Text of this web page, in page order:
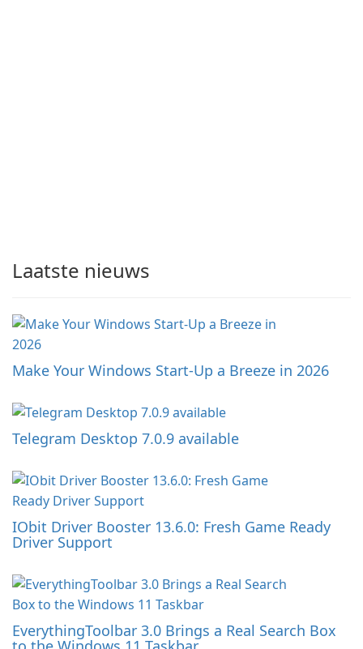
Laatste nieuws
Make Your Windows Start-Up a Breeze in 2026
Telegram Desktop 7.0.9 available
IObit Driver Booster 13.6.0: Fresh Game Ready
Driver Support
EverythingToolbar 3.0 Brings a Real Search Box